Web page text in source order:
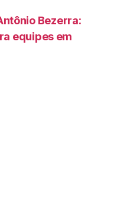
Bezerra:
equipes em